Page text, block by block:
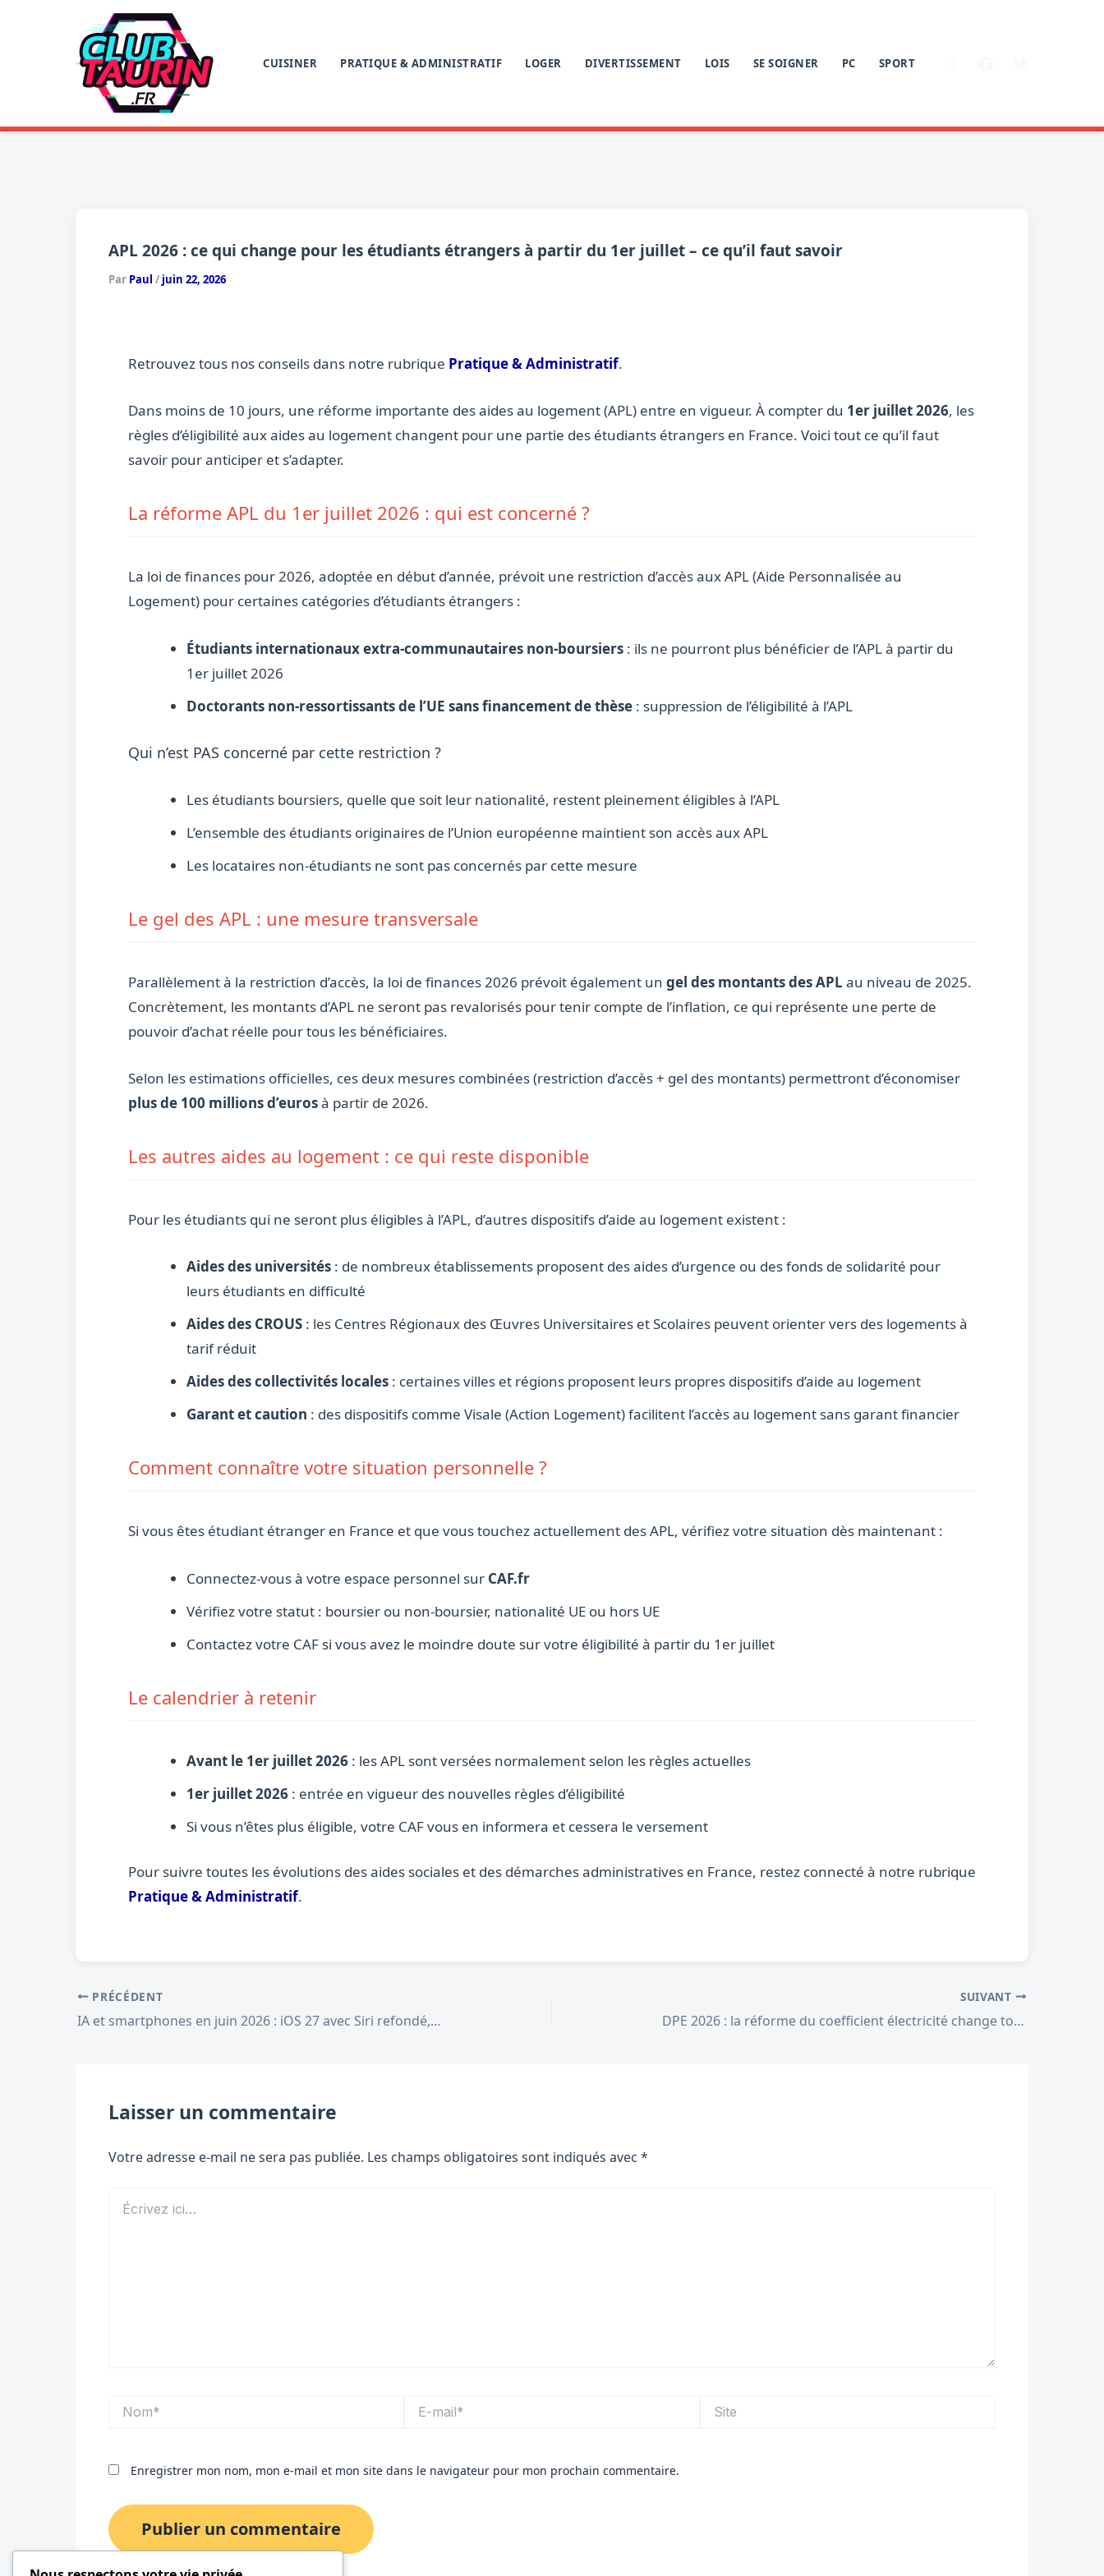
CUISINER PRATIQUE & ADMINISTRATIF LOGER DIVERTISSEMENT LOIS SE SOIGNER PC SPORT
APL 2026 : ce qui change pour les étudiants étrangers à partir du 1er juillet – ce qu’il faut savoir
Par Paul / juin 22, 2026
Retrouvez tous nos conseils dans notre rubrique Pratique & Administratif.
Dans moins de 10 jours, une réforme importante des aides au logement (APL) entre en vigueur. À compter du 1er juillet 2026, les
règles d’éligibilité aux aides au logement changent pour une partie des étudiants étrangers en France. Voici tout ce qu’il faut
savoir pour anticiper et s’adapter.
La réforme APL du 1er juillet 2026 : qui est concerné ?
La loi de finances pour 2026, adoptée en début d’année, prévoit une restriction d’accès aux APL (Aide Personnalisée au
Logement) pour certaines catégories d’étudiants étrangers :
Étudiants internationaux extra-communautaires non-boursiers : ils ne pourront plus bénéficier de l’APL à partir du
1er juillet 2026
Doctorants non-ressortissants de l’UE sans financement de thèse : suppression de l’éligibilité à l’APL
Qui n’est PAS concerné par cette restriction ?
Les étudiants boursiers, quelle que soit leur nationalité, restent pleinement éligibles à l’APL
L’ensemble des étudiants originaires de l’Union européenne maintient son accès aux APL
Les locataires non-étudiants ne sont pas concernés par cette mesure
Le gel des APL : une mesure transversale
Parallèlement à la restriction d’accès, la loi de finances 2026 prévoit également un gel des montants des APL au niveau de 2025.
Concrètement, les montants d’APL ne seront pas revalorisés pour tenir compte de l’inflation, ce qui représente une perte de
pouvoir d’achat réelle pour tous les bénéficiaires.
Selon les estimations officielles, ces deux mesures combinées (restriction d’accès + gel des montants) permettront d’économiser
plus de 100 millions d’eurosà partir de 2026.
Les autres aides au logement : ce qui reste disponible
Pour les étudiants qui ne seront plus éligibles à l’APL, d’autres dispositifs d’aide au logement existent :
Aides des universités : de nombreux établissements proposent des aides d’urgence ou des fonds de solidarité pour
leurs étudiants en difficulté
Aides des CROUS : les Centres Régionaux des Œuvres Universitaires et Scolaires peuvent orienter vers des logements à
tarif réduit
Aides des collectivités locales : certaines villes et régions proposent leurs propres dispositifs d’aide au logement
Garant et caution : des dispositifs comme Visale (Action Logement) facilitent l’accès au logement sans garant financier
Comment connaître votre situation personnelle ?
Si vous êtes étudiant étranger en France et que vous touchez actuellement des APL, vérifiez votre situation dès maintenant :
Connectez-vous à votre espace personnel sur CAF.fr
Vérifiez votre statut : boursier ou non-boursier, nationalité UE ou hors UE
Contactez votre CAF si vous avez le moindre doute sur votre éligibilité à partir du 1er juillet
Le calendrier à retenir
Avant le 1er juillet 2026 : les APL sont versées normalement selon les règles actuelles
1er juillet 2026 : entrée en vigueur des nouvelles règles d’éligibilité
Si vous n’êtes plus éligible, votre CAF vous en informera et cessera le versement
Pour suivre toutes les évolutions des aides sociales et des démarches administratives en France, restez connecté à notre rubrique
Pratique & Administratif.
PRÉCÉDENT
IA et smartphones en juin 2026 : iOS 27 avec Siri refondé, Android se transforme, les prix s’envolent
SUIVANT
DPE 2026 : la réforme du coefficient électricité change tout pour votre logement
Laisser un commentaire
Votre adresse e-mail ne sera pas publiée. Les champs obligatoires sont indiqués avec *
ici…
mail*
Enregistrer mon nom, mon e-mail et mon site dans le navigateur pour mon prochain commentaire.